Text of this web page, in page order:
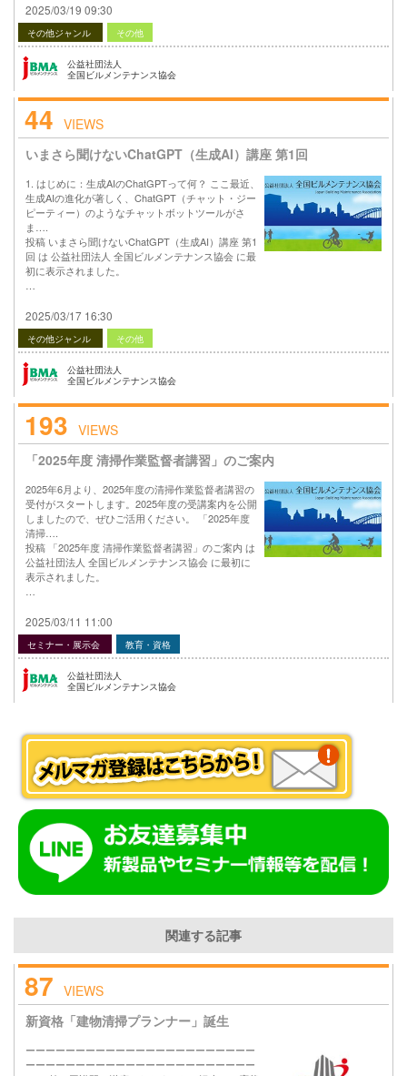
2025/03/19 09:30
その他ジャンル その他
公益社団法人
全国ビルメンテナンス協会
44 VIEWS
いまさら聞けないChatGPT（生成AI）講座 第1回
1. はじめに：生成AIのChatGPTって何？ ここ最近、
生成AIの進化が著しく、ChatGPT（チャット・ジー
ピーティー）のようなチャットボットツールがさ
ま….
投稿 いまさら聞けないChatGPT（生成AI）講座 第1
回 は 公益社団法人 全国ビルメンテナンス協会 に最
初に表示されました。
2025/03/17 16:30
その他ジャンル その他
公益社団法人
全国ビルメンテナンス協会
193 VIEWS
「2025年度 清掃作業監督者講習」のご案内
2025年6月より、2025年度の清掃作業監督者講習の
受付がスタートします。2025年度の受講案内を公開
しましたので、ぜひご活用ください。 「2025年度
清掃….
投稿 「2025年度 清掃作業監督者講習」のご案内 は
公益社団法人 全国ビルメンテナンス協会 に最初に
表示されました。
2025/03/11 11:00
セミナー・展示会 教育・資格
公益社団法人
全国ビルメンテナンス協会
関連する記事
87 VIEWS
新資格「建物清掃プランナー」誕生
ーーーーーーーーーーーーーーーーーーーーーーー
ーーーーーーーーーーーーーーーーーーーーーーー